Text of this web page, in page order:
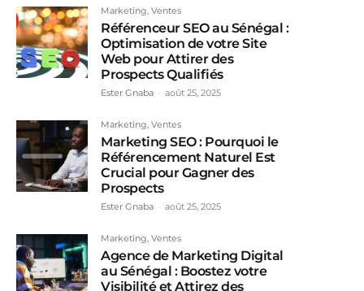
Marketing, Ventes
Référenceur SEO au Sénégal :
Optimisation de votre Site
Web pour Attirer des
Prospects Qualifiés
Ester Gnaba août 25, 2025
Marketing, Ventes
Marketing SEO : Pourquoi le
Référencement Naturel Est
Crucial pour Gagner des
Prospects
Ester Gnaba août 25, 2025
Marketing, Ventes
Agence de Marketing Digital
au Sénégal : Boostez votre
Visibilité et Attirez des